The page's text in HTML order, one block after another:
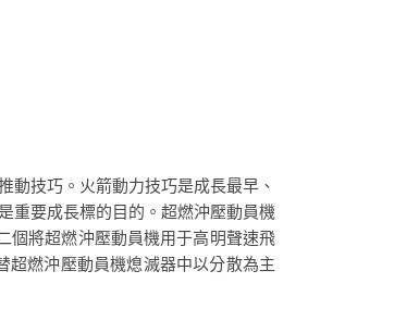
動技巧。火箭動力技巧是成長最早、
重要成長標的目的。超燃沖壓動員機
個將超燃沖壓動員機用于高明聲速飛
超燃沖壓動員機熄滅器中以分散為主